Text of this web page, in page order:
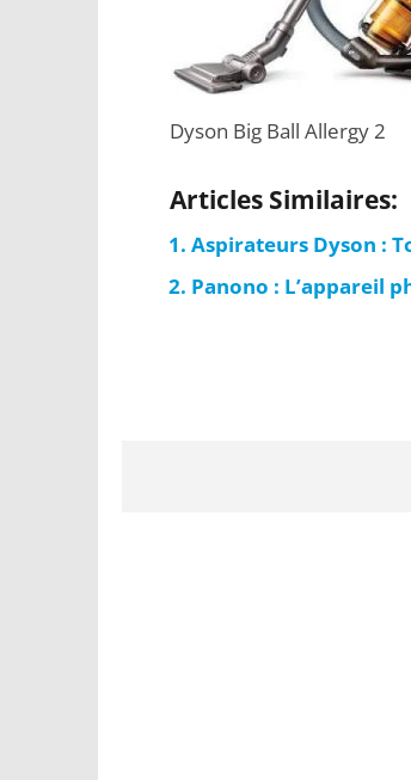
Dyson Big Ball Allergy 2
Articles Similaires:
Aspirateurs Dyson :
Panono : L’appareil